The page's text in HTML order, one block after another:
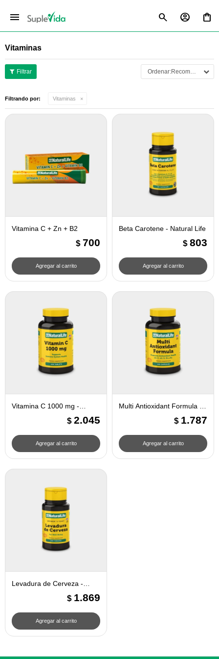
menu
Vitaminas
Recomendados
Filtrando por: Vitaminas
Vitamina C + Zn + B2
$ 700
Beta Carotene - Natural Life
$ 803
Vitamina C 1000 mg -
$ 2.045
Multi Antioxidant Formula -
$ 1.787
Levadura de Cerveza -
$ 1.869